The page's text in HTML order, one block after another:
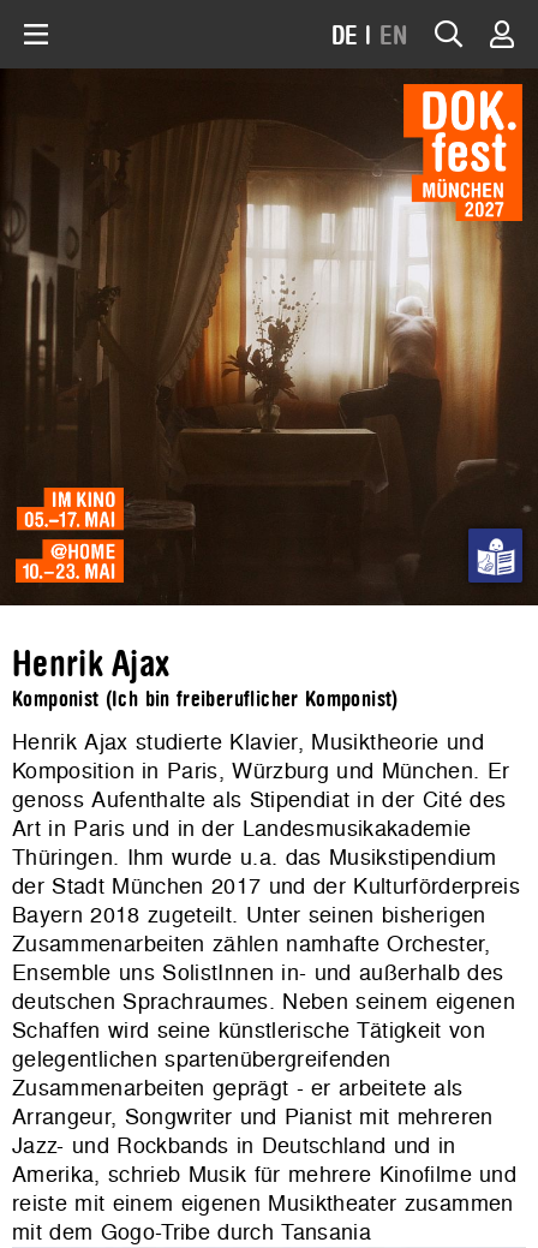
DE | EN
Henrik Ajax
Komponist (Ich bin freiberuflicher Komponist)
Henrik Ajax studierte Klavier, Musiktheorie und
Komposition in Paris, Würzburg und München. Er
genoss Aufenthalte als Stipendiat in der Cité des
Art in Paris und in der Landesmusikakademie
Thüringen. Ihm wurde u.a. das Musikstipendium
der Stadt München 2017 und der Kulturförderpreis
Bayern 2018 zugeteilt. Unter seinen bisherigen
Zusammenarbeiten zählen namhafte Orchester,
Ensemble uns SolistInnen in- und außerhalb des
deutschen Sprachraumes. Neben seinem eigenen
Schaffen wird seine künstlerische Tätigkeit von
gelegentlichen spartenübergreifenden
Zusammenarbeiten geprägt - er arbeitete als
Arrangeur, Songwriter und Pianist mit mehreren
Jazz- und Rockbands in Deutschland und in
Amerika, schrieb Musik für mehrere Kinofilme und
reiste mit einem eigenen Musiktheater zusammen
mit dem Gogo-Tribe durch Tansania